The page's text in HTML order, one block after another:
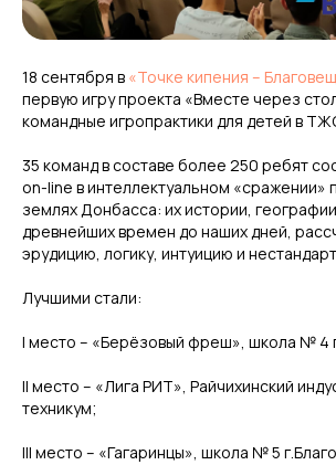
18 сентября в «Точке кипения –
первую игру проекта «Вместе через
командные игропрактики для детей в
35 команд в составе более 250 ребят
on-line в интеллектуальном «сражении»
землях Донбасса: их истории,
древнейших времен до наших дней,
эрудицию, логику, интуицию и
Лучшими стали:
I место – «Берёзовый фреш», школа № 4
II место – «Лига РИТ», Райчихинский
техникум;
III место – «Гагаринцы», школа № 5